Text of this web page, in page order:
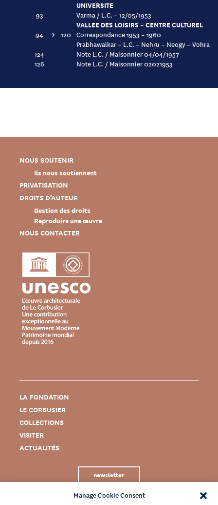
Manage Cookie Consent
UNIVERSITE
93 Varma / L.C. – 12/05/1953
VALLEE DES LOISIRS – CENTRE CULTUREL
94 → 120 Correspondance 1953 – 1960
Prabhawalkar – L.C. – Nehru – Neogy – Vohra
124
Note L.C. / Maisonnier 04/04/1957
126
Note L.C. / Maisonnier 02021953
NOUS SOUTENIR
Ils nous soutiennent
PRIVATISATION
DROITS D’AUTEUR
Gestion des droits
Reproduire une œuvre
NOUS CONTACTER
LA FONDATION
LE CORBUSIER
COLLECTIONS
VISITER
ACTUALITÉS
newsletter